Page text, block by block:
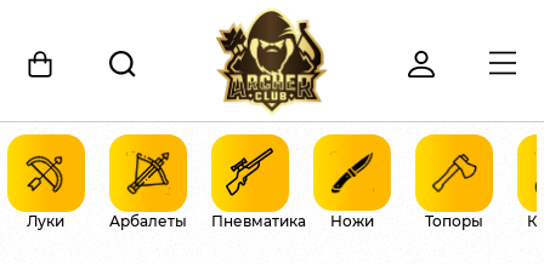
Луки Арбалеты Пневматика Ножи Топоры